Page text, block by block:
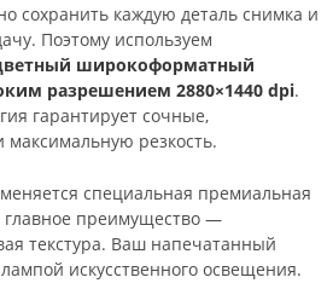
сохранить каждую деталь снимка и
Поэтому используем
широкоформатный
разрешением 2880×1440 dpi.
гарантирует сочные,
резкость.
специальная премиальная
главное преимущество —
текстура. Ваш напечатанный
искусственного освещения.